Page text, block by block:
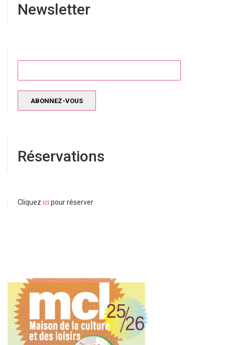
Newsletter
Réservations
Cliquez ici pour réserver